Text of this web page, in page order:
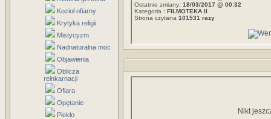
Kozioł ofiarny
Krytyka religii
Mistycyzm
Nadnaturalna moc
Objawienia
Oblicza
reinkarnacji
Ofiara
Opętanie
Piekło
Ostatnie zmiany: 18/03/2017 @ 00:32
Kategoria : FILMOTEKA II
Strona czytana 101531 razy
Nikt